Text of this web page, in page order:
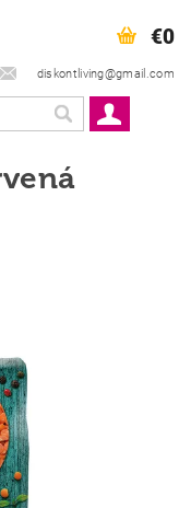
diskontliving@gmail.com
€0